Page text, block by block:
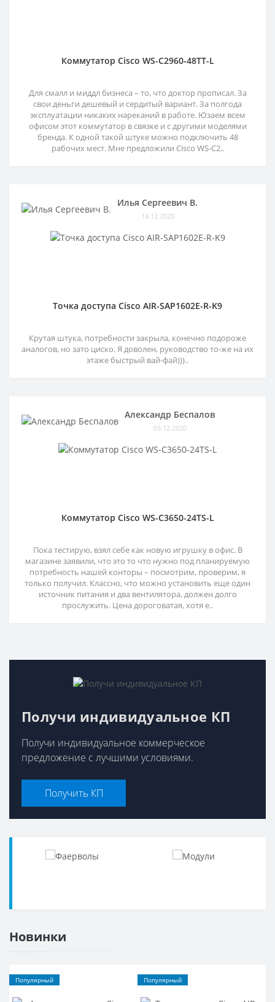
Коммутатор Cisco WS-C2960-48TT-L
Для смалл и миддл бизнеса – то, что доктор прописал. За
свои деньги дешевый и сердитый вариант. За полгода
эксплуатации никаких нареканий в работе. Юзаем всем
офисом этот коммутатор в связке и с другими моделями
бренда. К одной такой штуке можно подключить 48
рабочих мест. Мне предложили Cisco WS-C2..
Илья Сергеевич В.
14.12.2020
Точка доступа Cisco AIR-SAP1602E-R-K9
Крутая штука, потребности закрыла, конечно подороже
аналогов, но зато циско. Я доволен, руководство то-же на их
этаже быстрый вай-фай)))..
Александр Беспалов
03.12.2020
Коммутатор Cisco WS-C3650-24TS-L
Пока тестирую, взял себе как новую игрушку в офис. В
магазине заявили, что это то что нужно под планируемую
потребность нашей конторы – посмотрим, проверим, я
только получил. Классно, что можно установить еще один
источник питания и два вентилятора, должен долго
прослужить. Цена дороговатая, хотя е..
Получи индивидуальное КП
Получи индивидуальное коммерческое
предложение с лучшими условиями.
Получить КП
Новинки
Популярный Популярный